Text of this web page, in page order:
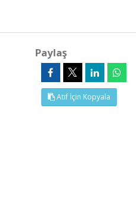
Paylaş
Atıf İçin Kopyala